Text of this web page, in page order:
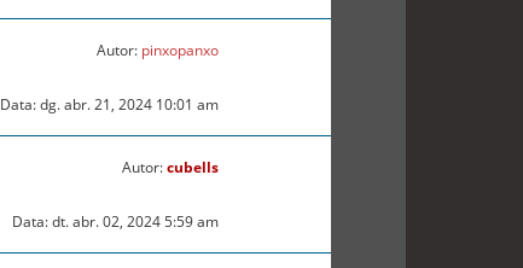
Autor: pinxopanxo
Data: dg. abr. 21, 2024 10:01 am
Autor:cubells
Data: dt. abr. 02, 2024 5:59 am